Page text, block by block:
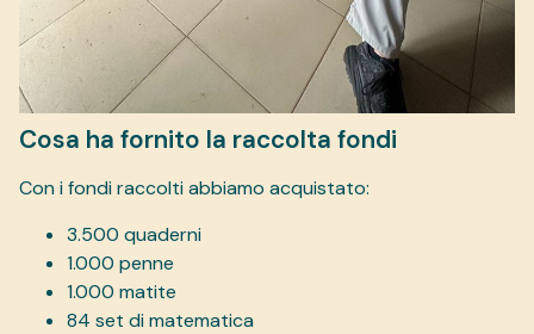
Cosa ha fornito la raccolta fondi
Con i fondi raccolti abbiamo acquistato:
3.500 quaderni
1.000 penne
1.000 matite
84 set di matematica